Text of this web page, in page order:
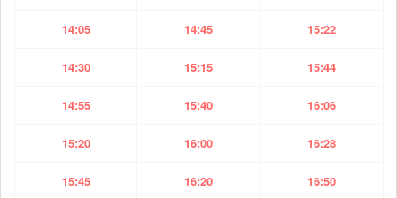
14:05 14:45 15:22
14:30 15:15 15:44
14:55 15:40 16:06
15:20 16:00 16:28
15:45 16:20 16:50